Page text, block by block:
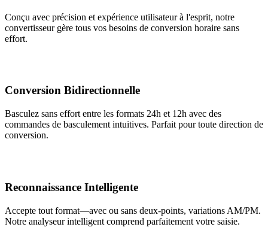
Conçu avec précision et expérience utilisateur à l'esprit, notre
convertisseur gère tous vos besoins de conversion horaire sans
effort.
Conversion Bidirectionnelle
Basculez sans effort entre les formats 24h et 12h avec des
commandes de basculement intuitives. Parfait pour toute direction de
conversion.
Reconnaissance Intelligente
Accepte tout format—avec ou sans deux-points, variations AM/PM.
Notre analyseur intelligent comprend parfaitement votre saisie.